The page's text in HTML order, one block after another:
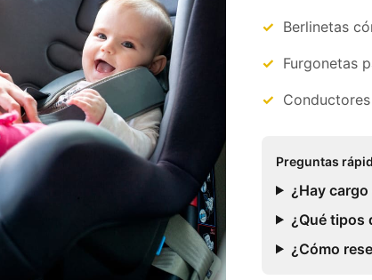
Berlinetas
Furgonetas
Preguntas
¿Hay
¿Qué tipos
¿Cómo